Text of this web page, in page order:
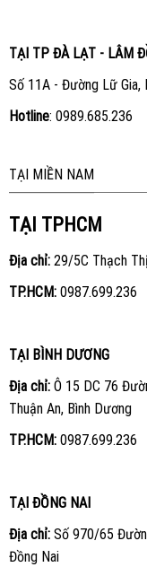
TẠI TP ĐÀ LẠT - LÂM
Số 11A - Đường Lữ
Hotline: 0989.685.236
TẠI MIỀN NAM
TẠI TPHCM
Địa chỉ:29/5C Thạch
TP.HCM: 0987.699.236
TẠI BÌNH DƯƠNG
Địa chỉ:Ô 15 DC 76
Thuận An, Bình Dương
TP.HCM: 0987.699.236
TẠI ĐỒNG NAI
Địa chỉ:Số 970/65
Đồng Nai